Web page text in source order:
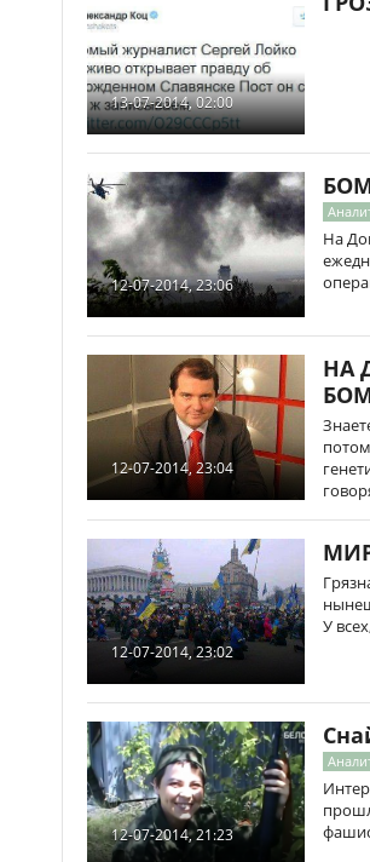
13-07-2014, 02:00
12-07-2014, 23:06
На
12-07-2014, 23:04
НА
12-07-2014, 23:02
У
12-07-2014, 21:23